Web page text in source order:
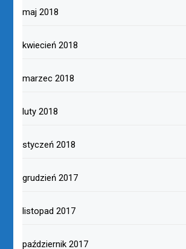
maj 2018
kwiecień 2018
marzec 2018
luty 2018
styczeń 2018
grudzień 2017
listopad 2017
październik 2017